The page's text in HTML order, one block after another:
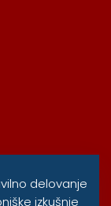
delovanje
izkušnje